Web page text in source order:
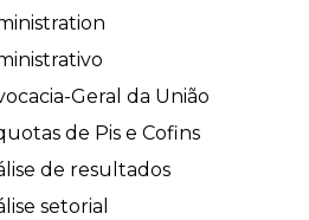
Geral da União
de Pis e Cofins
de resultados
setorial